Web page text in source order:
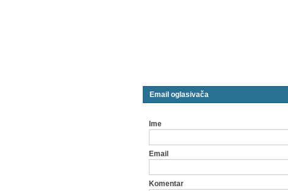
Email oglasivača
Ime
Email
Komentar